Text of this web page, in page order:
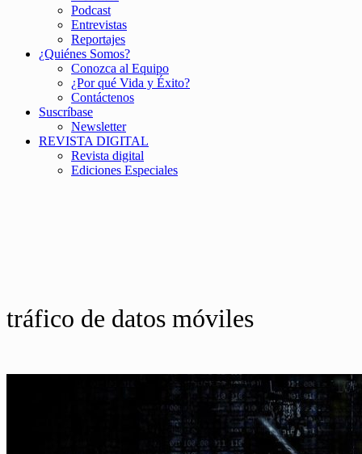
Podcast
Entrevistas
Reportajes
¿Quiénes Somos?
Conozca al Equipo
¿Por qué Vida y Éxito?
Contáctenos
Suscríbase
Newsletter
REVISTA DIGITAL
Revista digital
Ediciones Especiales
tráfico de datos móviles